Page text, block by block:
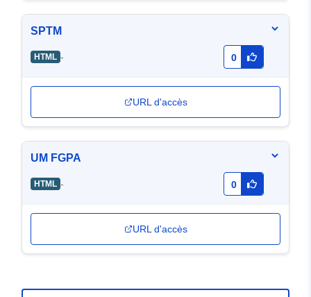
SPTM
HTML - 0
URL d'accès
UM FGPA
HTML - 0
URL d'accès